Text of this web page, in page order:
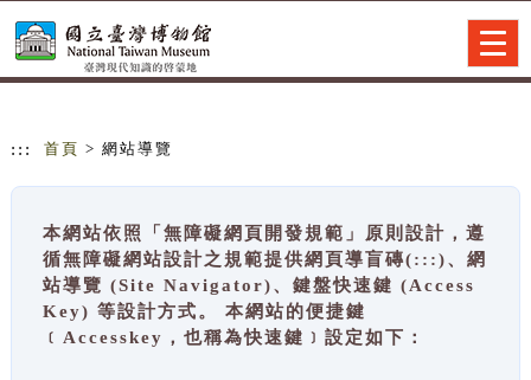
::: 首頁 > 網站導覽
本網站依照「無障礙網頁開發規範」原則設計，遵
循無障礙網站設計之規範提供網頁導盲磚(:::)、網
站導覽 (Site Navigator)、鍵盤快速鍵 (Access
Key) 等設計方式。 本網站的便捷鍵
﹝Accesskey，也稱為快速鍵﹞設定如下：